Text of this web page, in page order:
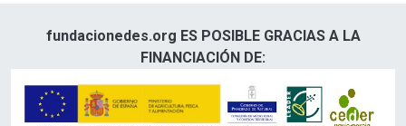
fundacionedes.org ES POSIBLE GRACIAS A LA
FINANCIACIÓN DE: